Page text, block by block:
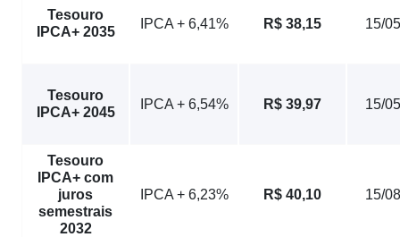
Tesouro
IPCA+ 2035
IPCA + 6,41% R$ 38,15 15/
Tesouro
IPCA+ 2045
IPCA + 6,54% R$ 39,97 15/
Tesouro
IPCA+ com
juros
semestrais
2032
IPCA + 6,23% R$ 40,10 15/